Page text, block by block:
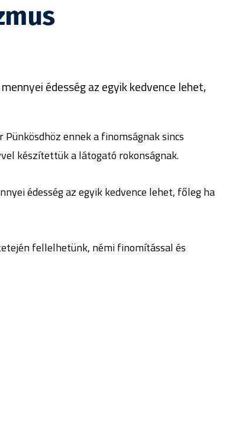
édesség az egyik kedvence lehet,
ennek a finomságnak sincs
készítettük a látogató rokonságnak.
édesség az egyik kedvence lehet, főleg ha
fellelhetünk, némi finomítással és